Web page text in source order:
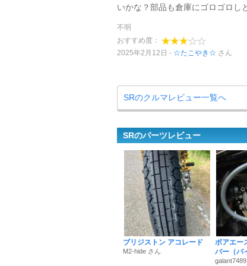
いかな？部品も倉庫にゴロゴロし
不明
おすすめ度：
2025年2月12日
☆たこやき☆ さん
SRのクルマレビュー一覧へ
SRのパーツレビュー
ブリジストン アコレード
M2-hide さん
ボアエー
バー（バ